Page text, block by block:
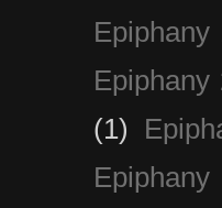
Epiphany
Epiphany
(1)
Epiphany